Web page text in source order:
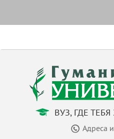
ВУЗ, ГДЕ
Адреса